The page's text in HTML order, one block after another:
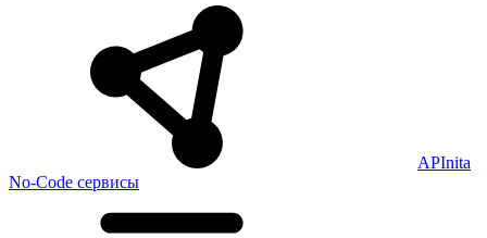
APInita
No-Code сервисы